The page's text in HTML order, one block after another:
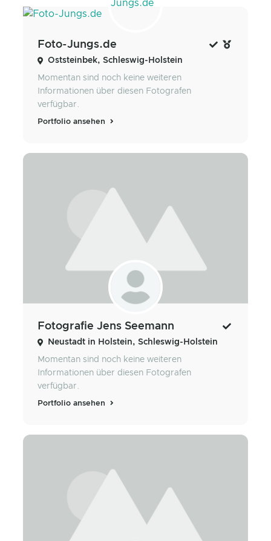
Foto-Jungs.de
Oststeinbek, Schleswig-Holstein
Momentan sind noch keine weiteren
Informationen über diesen Fotografen
verfügbar.
Portfolio ansehen
Fotografie Jens Seemann
Neustadt in Holstein, Schleswig-Holstein
Momentan sind noch keine weiteren
Informationen über diesen Fotografen
verfügbar.
Portfolio ansehen